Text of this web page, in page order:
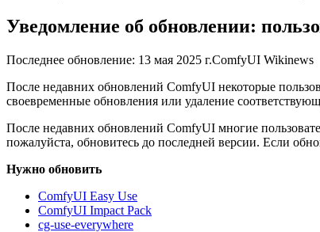
Уведомление об обновлении:
Последнее обновление: 13 мая 2025 г.ComfyUI Wikinews
После недавних обновлений ComfyUI некоторые
своевременные обновления или удаление
После недавних обновлений ComfyUI многие
пожалуйста, обновитесь до последней версии. Если
Нужно обновить
ComfyUI Easy Use
ComfyUI Impact Pack
cg-use-everywhere